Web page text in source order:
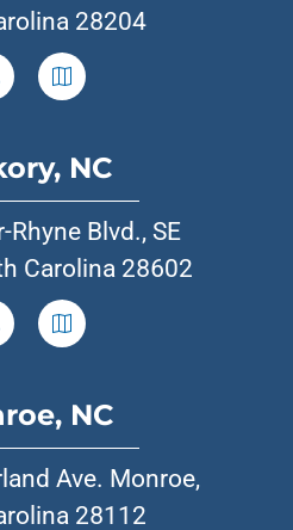
28204
NC
Blvd., SE
Carolina 28602
NC
Ave. Monroe,
28112